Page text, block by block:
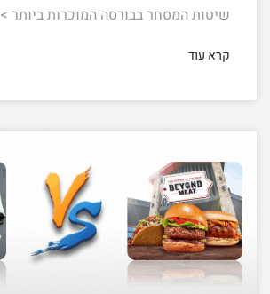
שיטות המסחר בבורסה המוכרות ביותר >
קרא עוד